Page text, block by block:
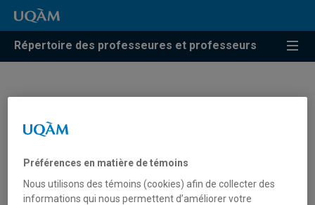
Répertoire des professeures et professeurs
Préférences en matière de témoins
Nous utilisons des témoins (cookies) afin de collecter des
informations qui nous permettent d’améliorer votre